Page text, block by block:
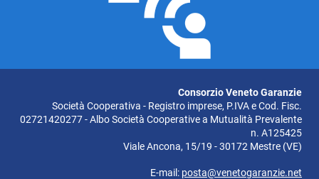
Consorzio Veneto Garanzie
Società Cooperativa - Registro imprese, P.IVA e Cod. Fisc.
02721420277 - Albo Società Cooperative a Mutualità Prevalente
n. A125425
Viale Ancona, 15/19 - 30172 Mestre (VE)
E-mail: posta@venetogaranzie.net